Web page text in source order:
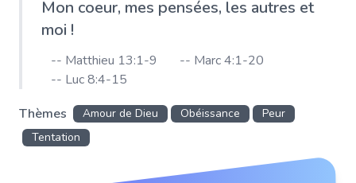
Mon coeur, mes pensées, les autres et
moi !
-- Matthieu 13:1-9
-- Marc 4:1-20
-- Luc 8:4-15
Thèmes
Amour de Dieu Obéissance
Peur
Tentation